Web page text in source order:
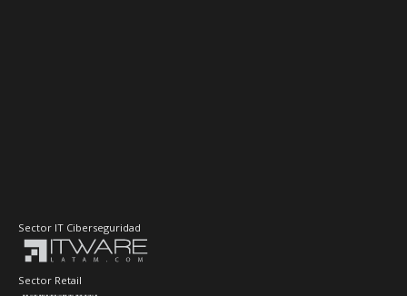
Sector IT Ciberseguridad
Sector Retail